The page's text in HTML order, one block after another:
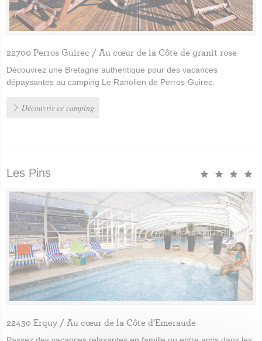
22700 Perros Guirec / Au cœur de la Côte de granit rose
Découvrez une Bretagne authentique pour des vacances
dépaysantes au camping Le Ranolien de Perros-Guirec.
Découvrir ce camping
Les Pins
22430 Erquy / Au cœur de la Côte d'Emeraude